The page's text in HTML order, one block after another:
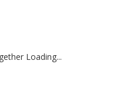
Loading...